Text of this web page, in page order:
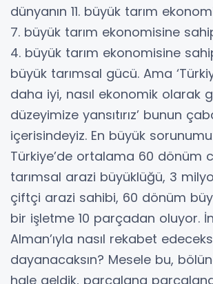
dünyanın 11. büyük tarım
7. büyük tarım ekonomisine
4. büyük tarım ekonomisine
büyük tarımsal gücü. Ama
daha iyi, nasıl ekonomik olarak
düzeyimize yansıtırız’ bunun
içerisindeyiz. En büyük
Türkiye’de ortalama 60 dönüm
tarımsal arazi büyüklüğü, 3
çiftçi arazi sahibi, 60 dönüm
bir işletme 10 parçadan oluyor.
Alman’ıyla nasıl rekabet
dayanacaksın? Mesele bu,
hale geldik, parçalana